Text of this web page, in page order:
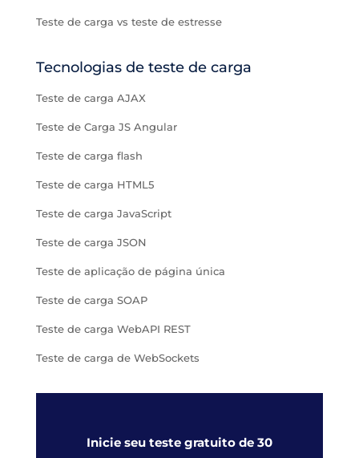
Teste de carga vs teste de estresse
Tecnologias de teste de carga
Teste de carga AJAX
Teste de Carga JS Angular
Teste de carga flash
Teste de carga HTML5
Teste de carga JavaScript
Teste de carga JSON
Teste de aplicação de página única
Teste de carga SOAP
Teste de carga WebAPI REST
Teste de carga de WebSockets
Inicie seu teste gratuito de 30